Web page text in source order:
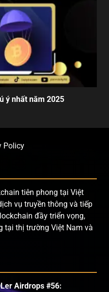
ý nhất năm 2025
Policy
tiên phong tại Việt
vụ truyền thông và tiếp
đầy triển vọng,
tại thị trường Việt Nam và
Airdrops #56: